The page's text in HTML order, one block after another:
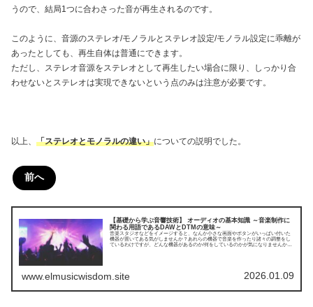
うので、結局1つに合わさった音が再生されるのです。
このように、音源のステレオ/モノラルとステレオ設定/モノラル設定に乖離が
あったとしても、再生自体は普通にできます。
ただし、ステレオ音源をステレオとして再生したい場合に限り、しっかり合
わせないとステレオは実現できないという点のみは注意が必要です。
以上、 「ステレオとモノラルの違い」についての説明でした。
前へ
【基礎から学ぶ音響技術】 オーディオの基本知識 ～音楽制作に
関わる用語であるDAWとDTMの意味～
音楽スタジオなどをイメージすると、なんか小さな画面やボタンがいっぱい付いた
機器が置いてある気がしませんか？あれらの機器で音楽を作ったり諸々の調整をし
ているわけですが、どんな機器があるのか/何をしているのかが気になりませんか？
www.elmusicwisdom.site 2026.01.09